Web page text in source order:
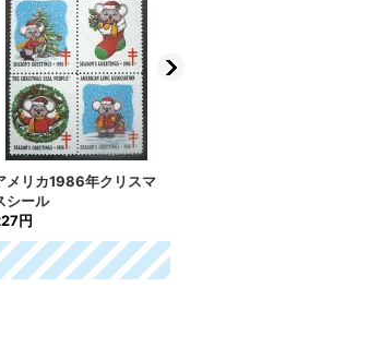
メリカ クリスマスシ
ル 2007年
円